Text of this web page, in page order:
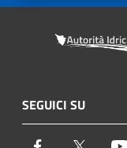
SEGUICI SU